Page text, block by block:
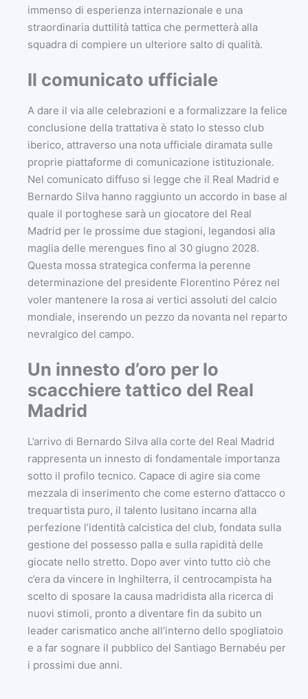
immenso di esperienza internazionale e una
straordinaria duttilità tattica che permetterà alla
squadra di compiere un ulteriore salto di qualità.
Il comunicato ufficiale
A dare il via alle celebrazioni e a formalizzare la felice
conclusione della trattativa è stato lo stesso club
iberico, attraverso una nota ufficiale diramata sulle
proprie piattaforme di comunicazione istituzionale.
Nel comunicato diffuso si legge che il Real Madrid e
Bernardo Silva hanno raggiunto un accordo in base al
quale il portoghese sarà un giocatore del Real
Madrid per le prossime due stagioni, legandosi alla
maglia delle merengues fino al 30 giugno 2028.
Questa mossa strategica conferma la perenne
determinazione del presidente Florentino Pérez nel
voler mantenere la rosa ai vertici assoluti del calcio
mondiale, inserendo un pezzo da novanta nel reparto
nevralgico del campo.
Un innesto d’oro per lo
scacchiere tattico del Real
Madrid
L’arrivo di Bernardo Silva alla corte del Real Madrid
rappresenta un innesto di fondamentale importanza
sotto il profilo tecnico. Capace di agire sia come
mezzala di inserimento che come esterno d’attacco o
trequartista puro, il talento lusitano incarna alla
perfezione l’identità calcistica del club, fondata sulla
gestione del possesso palla e sulla rapidità delle
giocate nello stretto. Dopo aver vinto tutto ciò che
c’era da vincere in Inghilterra, il centrocampista ha
scelto di sposare la causa madridista alla ricerca di
nuovi stimoli, pronto a diventare fin da subito un
leader carismatico anche all’interno dello spogliatoio
e a far sognare il pubblico del Santiago Bernabéu per
i prossimi due anni.